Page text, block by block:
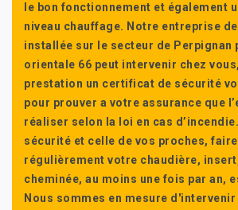
le bon fonctionnement et également
niveau chauffage. Notre entreprise
installée sur le secteur de Perpignan
orientale 66 peut intervenir chez
prestation un certificat de sécurité
pour prouver a votre assurance que
réaliser selon la loi en cas
sécurité et celle de vos proches,
régulièrement votre chaudière,
cheminée, au moins une fois par an,
Nous sommes en mesure